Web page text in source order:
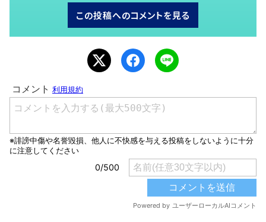
この投稿へのコメントを見る